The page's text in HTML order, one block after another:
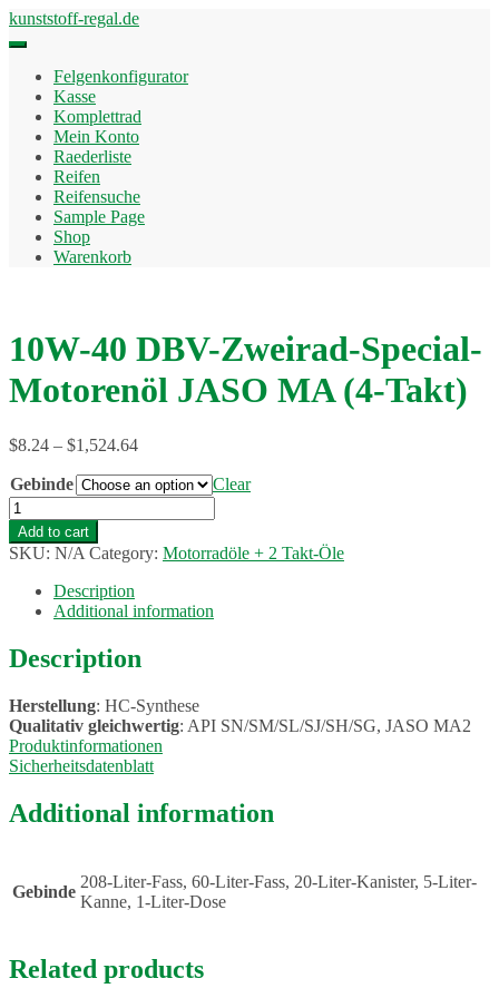
Skip
to
kunststoff-regal.de
Felgenkonfigurator
Kasse
Komplettrad
Mein Konto
Raederliste
Reifen
Reifensuche
Sample Page
Shop
Warenkorb
10W-40 DBV-Zweirad-Special-
Motorenöl JASO MA (4-Takt)
$8.24 – $1,524.64
Gebinde
Clear
10W-
40
DBV-
Zweirad-
Special-
Motorenöl
MA
(4-
quantity
Add to cart
SKU: N/A Category: Motorradöle + 2 Takt-Öle
Description
Additional information
Description
Herstellung: HC-Synthese
Qualitativ gleichwertig: API SN/SM/SL/SJ/SH/SG, JASO MA2
Produktinformationen
Sicherheitsdatenblatt
Additional information
Gebinde
208-Liter-Fass, 60-Liter-Fass, 20-Liter-Kanister, 5-Liter-
Kanne, 1-Liter-Dose
Related products